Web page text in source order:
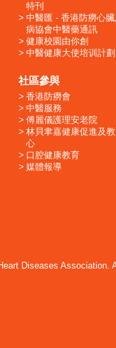
特刊
中醫匯 - 香港防癆心
病協會中醫藥通訊
健康校園由你創
中醫健康大使培训計劃
社區參與
香港防癆會
中醫服務
傅麗儀護理安老院
林貝聿嘉健康促進及
心
口腔健康教育
媒體報導
Diseases Association.